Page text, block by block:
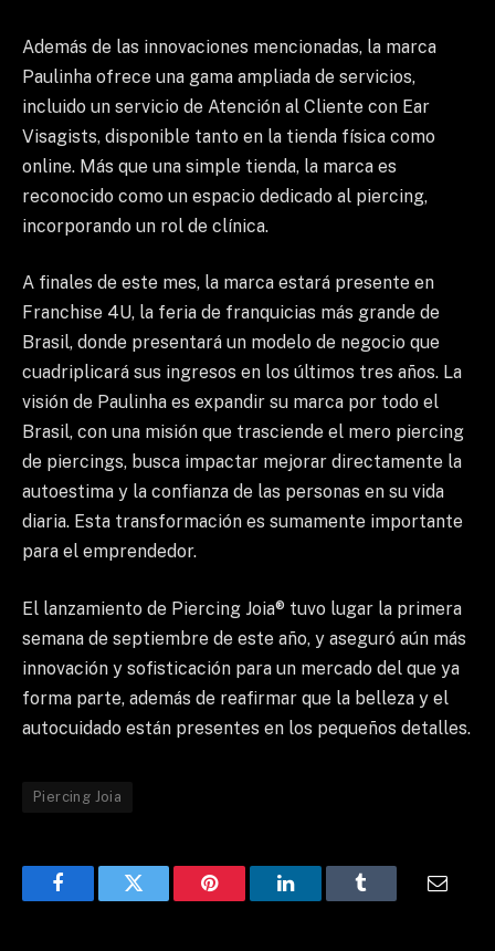
Además de las innovaciones mencionadas, la marca
Paulinha ofrece una gama ampliada de servicios,
incluido un servicio de Atención al Cliente con Ear
Visagists, disponible tanto en la tienda física como
online. Más que una simple tienda, la marca es
reconocido como un espacio dedicado al piercing,
incorporando un rol de clínica.
A finales de este mes, la marca estará presente en
Franchise 4U, la feria de franquicias más grande de
Brasil, donde presentará un modelo de negocio que
cuadriplicará sus ingresos en los últimos tres años. La
visión de Paulinha es expandir su marca por todo el
Brasil, con una misión que trasciende el mero piercing
de piercings, busca impactar mejorar directamente la
autoestima y la confianza de las personas en su vida
diaria. Esta transformación es sumamente importante
para el emprendedor.
El lanzamiento de Piercing Joia® tuvo lugar la primera
semana de septiembre de este año, y aseguró aún más
innovación y sofisticación para un mercado del que ya
forma parte, además de reafirmar que la belleza y el
autocuidado están presentes en los pequeños detalles.
Piercing Joia
FacebookTwitter Pinterest LinkedInTumblr Email